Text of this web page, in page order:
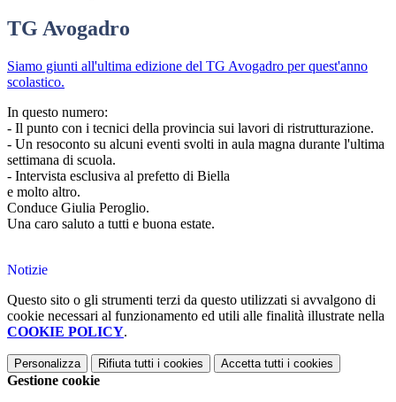
TG Avogadro
Siamo giunti all'ultima edizione del TG Avogadro per quest'anno
scolastico.
In questo numero:
- Il punto con i tecnici della provincia sui lavori di ristrutturazione.
- Un resoconto su alcuni eventi svolti in aula magna durante l'ultima
settimana di scuola.
- Intervista esclusiva al prefetto di Biella
e molto altro.
Conduce Giulia Peroglio.
Una caro saluto a tutti e buona estate.
Notizie
Questo sito o gli strumenti terzi da questo utilizzati si avvalgono di
cookie necessari al funzionamento ed utili alle finalità illustrate nella
COOKIE POLICY.
Personalizza Rifiuta tutti i cookies Accetta tutti i cookies
Gestione cookie